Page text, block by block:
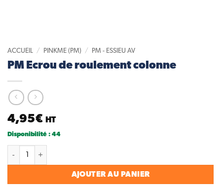
ACCUEIL / PINKME (PM) / PM - ESSIEU AV
PM Ecrou de roulement colonne
4,95€ HT
Disponibilité : 44
quantité de PM Ecrou de roulement colonne
AJOUTER AU PANIER